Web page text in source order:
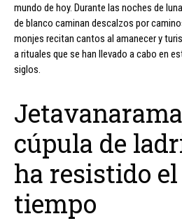
mundo de hoy. Durante las noches de
de blanco caminan descalzos por
monjes recitan cantos al amanecer y
a rituales que se han llevado a cabo en
siglos.
cúpula de
ha resistido
tiempo